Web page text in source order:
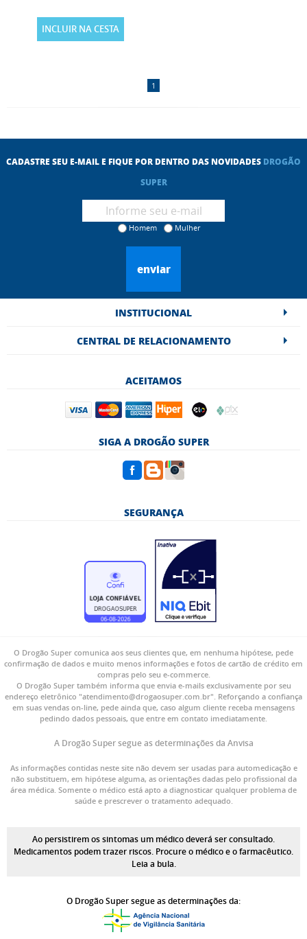
INCLUIR NA CESTA
1
CADASTRE SEU E-MAIL E FIQUE POR DENTRO DAS NOVIDADES DROGÃO
SUPER
Homem Mulher
enviar
INSTITUCIONAL
CENTRAL DE RELACIONAMENTO
ACEITAMOS
SIGA A DROGÃO SUPER
SEGURANÇA
O Drogão Super comunica aos seus clientes que, em nenhuma hipótese, pede
confirmação de dados e muito menos informações e fotos de cartão de crédito em
compras pelo seu e-commerce.
O Drogão Super também informa que envia e-mails exclusivamente por seu
endereço eletrônico "atendimento@drogaosuper.com.br". Reforçando a confiança
em suas vendas on-line, pede ainda que, caso algum cliente receba mensagens
pedindo dados pessoais, que entre em contato imediatamente.
A Drogão Super segue as determinações da Anvisa
As informações contidas neste site não devem ser usadas para automedicação e
não substituem, em hipótese alguma, as orientações dadas pelo profissional da
área médica. Somente o médico está apto a diagnosticar qualquer problema de
saúde e prescrever o tratamento adequado.
Ao persistirem os sintomas um médico deverá ser consultado.
Medicamentos podem trazer riscos. Procure o médico e o farmacêutico.
Leia a bula.
O Drogão Super segue as determinações da: